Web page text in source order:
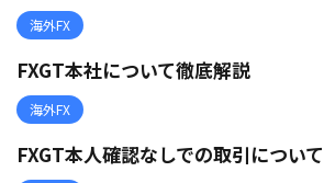
海外FX
FXGT本社について徹底解説
海外FX
FXGT本人確認なしでの取引について